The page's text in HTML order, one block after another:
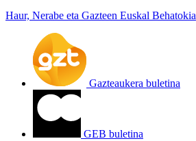
Haur, Nerabe eta Gazteen Euskal Behatokia
Gazteaukera buletina
GEB buletina